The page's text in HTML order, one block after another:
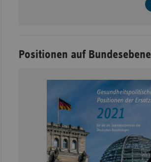
Positionen auf Bundesebene